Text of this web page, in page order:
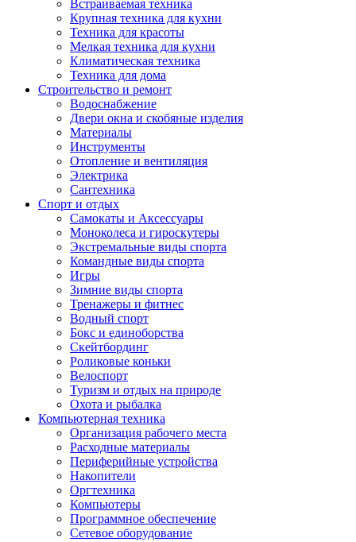
Встраиваемая техника
Крупная техника для кухни
Техника для красоты
Мелкая техника для кухни
Климатическая техника
Техника для дома
Строительство и ремонт
Водоснабжение
Двери окна и скобяные изделия
Материалы
Инструменты
Отопление и вентиляция
Электрика
Сантехника
Спорт и отдых
Самокаты и Аксессуары
Моноколеса и гироскутеры
Экстремальные виды спорта
Командные виды спорта
Игры
Зимние виды спорта
Тренажеры и фитнес
Водный спорт
Бокс и единоборства
Скейтбординг
Роликовые коньки
Велоспорт
Туризм и отдых на природе
Охота и рыбалка
Компьютерная техника
Организация рабочего места
Расходные материалы
Периферийные устройства
Накопители
Оргтехника
Компьютеры
Программное обеспечение
Сетевое оборудование